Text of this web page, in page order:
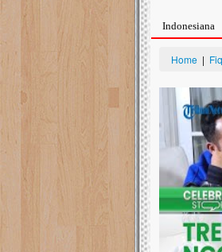
Indonesiana
Home |
Bantu Naura, Balita Hebat
Tumor Pembuluh Darah
Hidup Naura Salsabila dipenuhi dengan
rintangan yang sangat berat. Meskipun
berusia sepuluh bulan, bayi yang imut ini
menghadapi penyakit yang dahsyat, yaitu
pembuluh darah berukuran...